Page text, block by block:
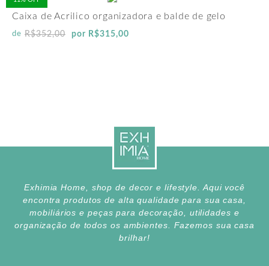
Caixa de Acrilico organizadora e balde de gelo
de R$352,00 por R$315,00
Exhimia Home, shop de decor e lifestyle. Aqui você
encontra produtos de alta qualidade para sua casa,
mobiliários e peças para decoração, utilidades e
organização de todos os ambientes. Fazemos sua casa
brilhar!